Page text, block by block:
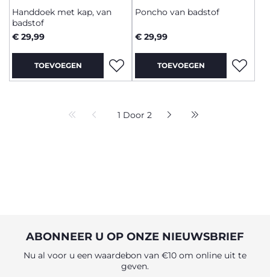
Handdoek met kap, van
badstof
€ 29,99
TOEVOEGEN
Poncho van badstof
€ 29,99
TOEVOEGEN
1 Door 2
ABONNEER U OP ONZE NIEUWSBRIEF
Nu al voor u een waardebon van €10 om online uit te
geven.